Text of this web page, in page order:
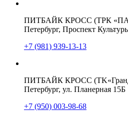
ПИТБАЙК КРОСС (ТРК
Петербург, Проспект
+7 (981) 939-13-13
ПИТБАЙК КРОСС (TK«Гранд
Петербург, ул. Планерная 15Б
+7 (950) 003-98-68